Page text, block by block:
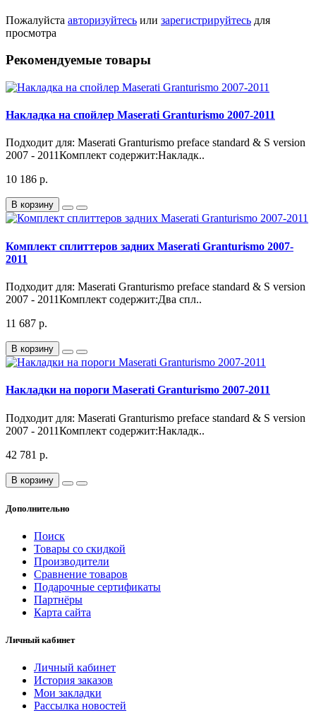
Пожалуйста авторизуйтесь или зарегистрируйтесь для
просмотра
Рекомендуемые товары
Накладка на спойлер Maserati Granturismo 2007-2011
Подходит для: Maserati Granturismo preface standard & S version
2007 - 2011Комплект содержит:Накладк..
10 186 р.
В корзину
Комплект сплиттеров задних Maserati Granturismo 2007-
2011
Подходит для: Maserati Granturismo preface standard & S version
2007 - 2011Комплект содержит:Два спл..
11 687 р.
В корзину
Накладки на пороги Maserati Granturismo 2007-2011
Подходит для: Maserati Granturismo preface standard & S version
2007 - 2011Комплект содержит:Накладк..
42 781 р.
В корзину
Дополнительно
Поиск
Товары со скидкой
Производители
Сравнение товаров
Подарочные сертификаты
Партнёры
Карта сайта
Личный кабинет
Личный кабинет
История заказов
Мои закладки
Рассылка новостей